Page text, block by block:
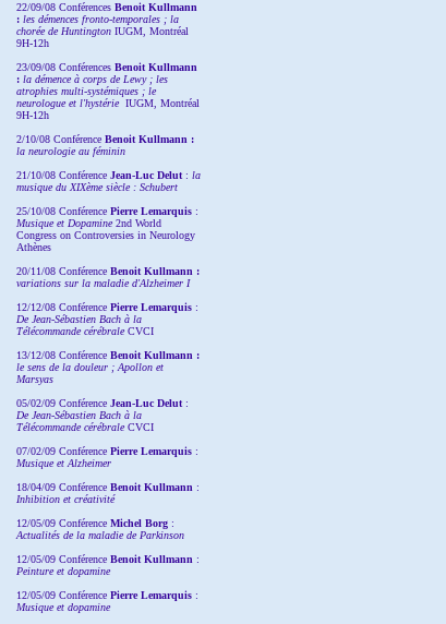
22/09/08 Conférences Benoit Kullmann
: les démences fronto-temporales ; la
chorée de Huntington IUGM, Montréal
9H-12h
23/09/08 Conférences Benoit Kullmann
: la démence à corps de Lewy ; les
atrophies multi-systémiques ; le
neurologue et l'hystérie IUGM, Montréal
9H-12h
2/10/08 Conférence Benoit Kullmann :
la neurologie au féminin
21/10/08 Conférence Jean-Luc Delut : la
musique du XIXème siècle : Schubert
25/10/08 Conférence Pierre Lemarquis :
Musique et Dopamine2nd World
Congress on Controversies in Neurology
Athènes
20/11/08 Conférence Benoit Kullmann :
variations sur la maladie d'Alzheimer I
12/12/08 Conférence Pierre Lemarquis :
De Jean-Sébastien Bach à la
Télécommande cérébraleCVCI
13/12/08 Conférence Benoit Kullmann :
le sens de la douleur ; Apollon et
Marsyas
05/02/09 Conférence Jean-Luc Delut :
De Jean-Sébastien Bach à la
Télécommande cérébraleCVCI
07/02/09 Conférence Pierre Lemarquis :
Musique et Alzheimer
18/04/09 Conférence Benoit Kullmann :
Inhibition et créativité
12/05/09 Conférence Michel Borg :
Actualités de la maladie de Parkinson
12/05/09 Conférence Benoit Kullmann :
Peinture et dopamine
12/05/09 Conférence Pierre Lemarquis :
Musique et dopamine